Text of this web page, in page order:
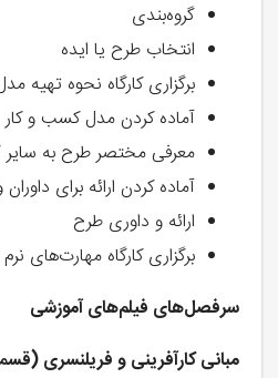
گروه‌بندی
انتخاب طرح یا ایده
برگزاری کارگاه نحوه تهیه
آماده کردن مدل کسب و کار
معرفی مختصر طرح به سایر
آماده کردن ارائه برای
ارائه و داوری طرح
برگزاری کارگاه مهارت‌های
سرفصل‌های فیلم‌های آموزشی
مبانی کارآفرینی و فریلنسری